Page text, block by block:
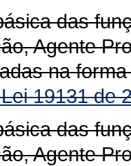
das
Agente
na
19131 de
das
Agente